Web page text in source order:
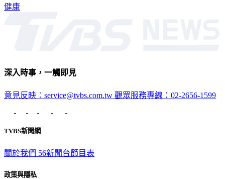
健康
深入時事，一觸即見
意見反映：service@tvbs.com.tw 觀眾服務專線：02-2656-1599
TVBS新聞網
關於我們 56新聞台節目表
政策與隱私